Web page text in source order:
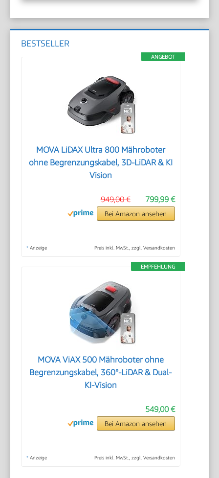
BESTSELLER
ANGEBOT
MOVA LiDAX Ultra 800 Mähroboter
ohne Begrenzungskabel, 3D-LiDAR & KI
Vision
799,99 €
949,00 €
Bei Amazon ansehen
* Anzeige Preis inkl. MwSt., zzgl. Versandkosten
EMPFEHLUNG
MOVA ViAX 500 Mähroboter ohne
Begrenzungskabel, 360°-LiDAR & Dual-
KI-Vision
549,00 €
Bei Amazon ansehen
* Anzeige Preis inkl. MwSt., zzgl. Versandkosten